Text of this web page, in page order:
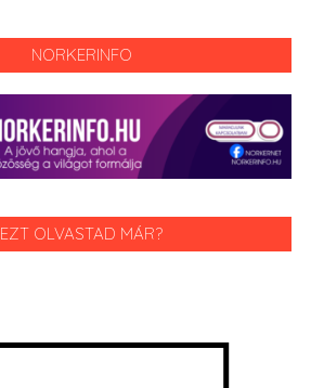
NORKERINFO
EZT OLVASTAD MÁR?